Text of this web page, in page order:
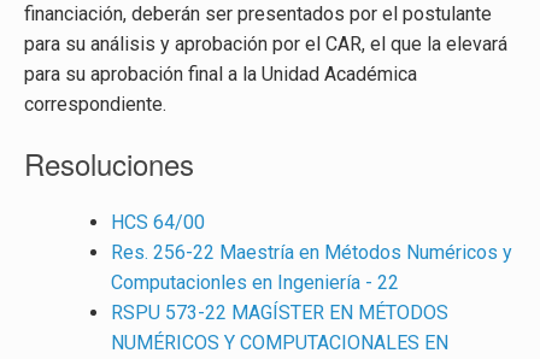
financiación, deberán ser presentados por el postulante
para su análisis y aprobación por el CAR, el que la elevará
para su aprobación final a la Unidad Académica
correspondiente.
Resoluciones
HCS 64/00
Res. 256-22 Maestría en Métodos Numéricos y
Computacionles en Ingeniería - 22
RSPU 573-22 MAGÍSTER EN MÉTODOS
NUMÉRICOS Y COMPUTACIONALES EN